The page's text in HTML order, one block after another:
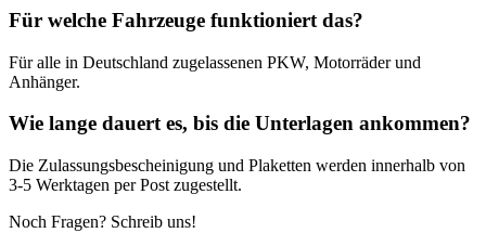
Für welche Fahrzeuge funktioniert das?
Für alle in Deutschland zugelassenen PKW, Motorräder und
Anhänger.
Wie lange dauert es, bis die Unterlagen ankommen?
Die Zulassungsbescheinigung und Plaketten werden innerhalb von
3-5 Werktagen per Post zugestellt.
Noch Fragen? Schreib uns!